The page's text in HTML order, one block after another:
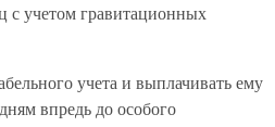
с учетом гравитационных
учета и выплачивать ему
впредь до особого